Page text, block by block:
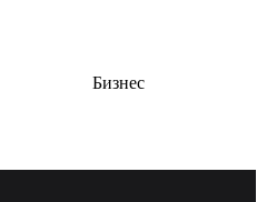
Бизнес